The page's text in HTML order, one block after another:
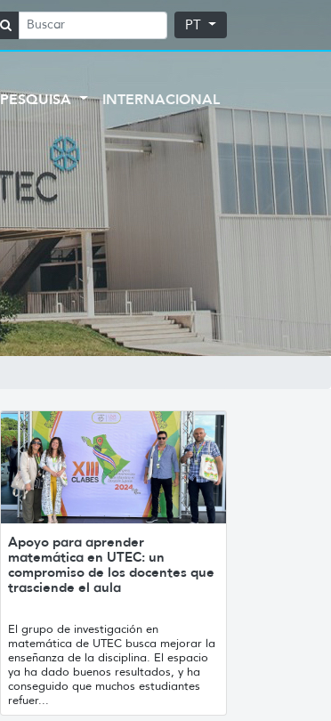
PT
PESQUISA INTERNACIONAL
Apoyo para aprender
matemática en UTEC: un
compromiso de los docentes que
trasciende el aula
El grupo de investigación en
matemática de UTEC busca mejorar la
enseñanza de la disciplina. El espacio
ya ha dado buenos resultados, y ha
conseguido que muchos estudiantes
refuer...